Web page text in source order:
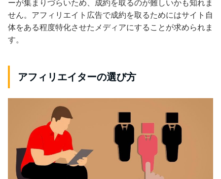
ーが集まりづらいため、成約を取るのが難しいかも知れま
せん。アフィリエイト広告で成約を取るためにはサイト自
体をある程度特化させたメディアにすることが求められま
す。
アフィリエイターの選び方